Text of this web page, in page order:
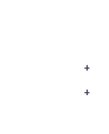
+
+